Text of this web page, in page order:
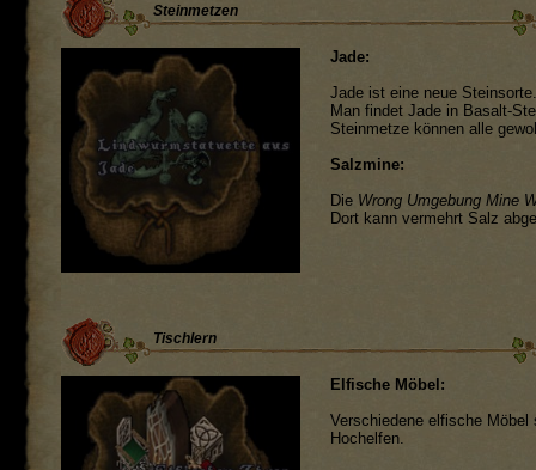
Steinmetzen
Jade:
Jade ist eine neue Steinsorte.
Man findet Jade in Basalt-
Steinmetze können alle
Salzmine:
Die Wrong Umgebung Mine
Dort kann vermehrt Salz
Tischlern
Elfische Möbel:
Verschiedene elfische
Hochelfen.